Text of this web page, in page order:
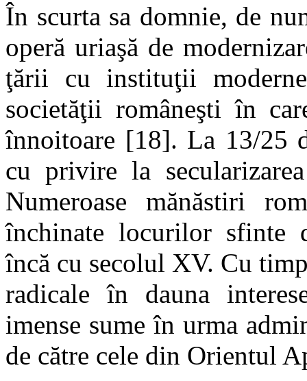
În scurta sa domnie, de
operă uriaşă de
ţării cu instituţii
societăţii româneşti în
înnoitoare [18]. La 13/25
cu privire la
Numeroase mănăstiri
închinate locurilor sfinte
încă cu secolul XV. Cu
radicale în dauna
imense sume în urma
de către cele din Orientul